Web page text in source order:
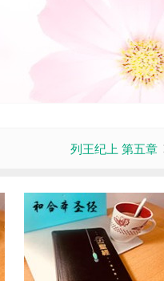
列王纪上 第五章